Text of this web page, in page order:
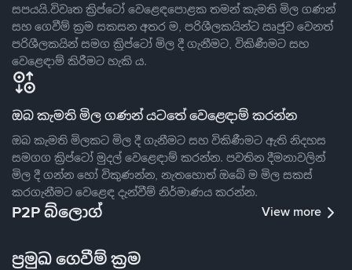
සපයයි.විවෘත ක්‍රිප්ටෝ වෙළෙඳපොළක තමන් කැමති මිල ගණන්
සහ ගෙවීම් ක්‍රම සකසන අතර ම, පරිශීලකයින්ට ඍජුව වෙනත්
පරිශීලකයින් සමග ක්‍රිප්ටෝ මිල දී ගැනීමට, විකිණීමට සහ
වෙළෙඳාම් කිරීමට හැකි ය.
ඔබ කැමති මිල ගණන් යටතේ වෙළෙඳාම් කරන්න
ඔබ කැමති මිලකට මිල දී ගැනීමට සහ විකිණීමට ඇති නිදහස
සමගග ක්‍රිප්ටෝ මුදල් වෙළෙඳාම් කරන්න. පවතින දීමනාවලින්
මිල දී ගන්න හෝ විකුණන්න, නැතහොත් ඔබේ ම මිල සකස්
කරගැනීමට වෙළෙඳ දැන්වීම් නිර්මාණය කරන්න.
P2P බ්ලොග් View more
ප්‍රමුඛ ගෙවීම් ක්‍රම